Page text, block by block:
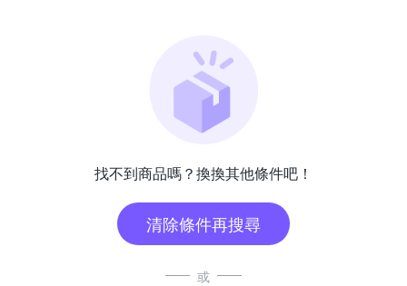
找不到商品嗎？換換其他條件吧！
清除條件再搜尋
或